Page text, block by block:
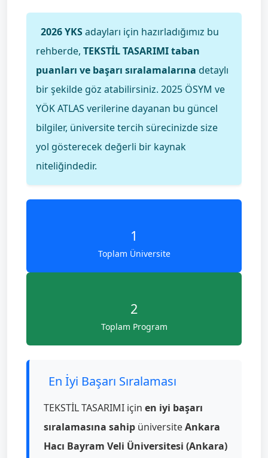
2026 YKSadayları için hazırladığımız bu
rehberde, TEKSTİL TASARIMI taban
puanları ve başarı sıralamalarına detaylı
bir şekilde göz atabilirsiniz. 2025 ÖSYM ve
YÖK ATLAS verilerine dayanan bu güncel
bilgiler, üniversite tercih sürecinizde size
yol gösterecek değerli bir kaynak
niteliğindedir.
1
Toplam Üniversite
2
Toplam Program
En İyi Başarı Sıralaması
TEKSTİL TASARIMI için en iyi başarı
sıralamasına sahip üniversiteAnkara
Hacı Bayram Veli Üniversitesi (Ankara)